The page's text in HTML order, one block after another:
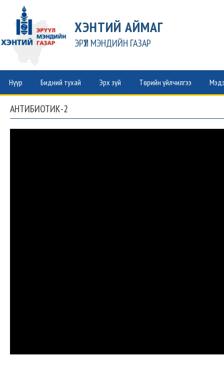
ХЭНТИЙ АЙМАГ
ЭРҮҮЛ МЭНДИЙН ГАЗАР
Нүүр Бидний тухай Эрх зүй Төрийн үйлчилгээ
АНТИБИОТИК-2